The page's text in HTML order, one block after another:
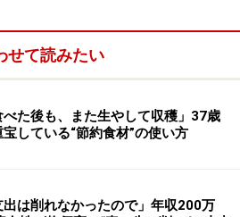
かなか削りづらいけど
性ですが、「テーマパークの入
行くとすごい金額になる」と、
といいます。では、旅行のため
しているのでしょうか。真っ先
きました。
せて読みたい
べた後も、また生やして収穫」37歳
している“節約食材”の使い方
出は削れなかったので」年収200万